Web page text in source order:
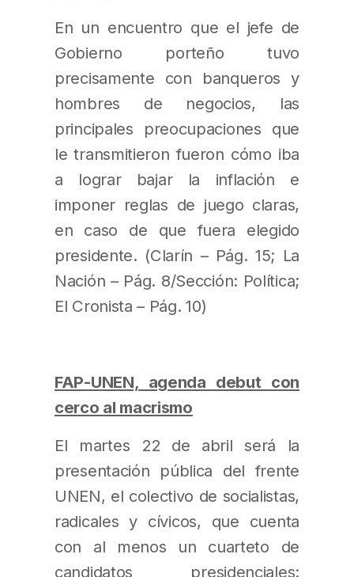
En un encuentro que el jefe de
Gobierno porteño tuvo
precisamente con banqueros y
hombres de negocios, las
principales preocupaciones que
le transmitieron fueron cómo iba
a lograr bajar la inflación e
imponer reglas de juego claras,
en caso de que fuera elegido
presidente. (Clarín – Pág. 15; La
Nación – Pág. 8/Sección: Política;
El Cronista – Pág. 10)
FAP-UNEN, agenda debut con
cerco al macrismo
El martes 22 de abril será la
presentación pública del frente
UNEN, el colectivo de socialistas,
radicales y cívicos, que cuenta
con al menos un cuarteto de
candidatos presidenciales: